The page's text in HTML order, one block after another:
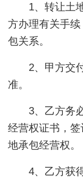
1、转让土
方办理有关手
包关系。
2、甲方交
准。
3、乙方务
经营权证书，
地承包经营权。
4、乙方获